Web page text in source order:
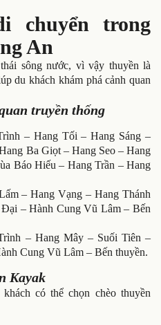
chuyển trong
An
sông nước, vì vậy thuyền là
du khách khám phá cảnh quan
truyền thống
– Hang Tối – Hang Sáng –
Ba Giọt – Hang Seo – Hang
Báo Hiếu – Hang Trần – Hang
– Hang Vạng – Hang Thánh
– Hành Cung Vũ Lâm – Bến
– Hang Mây – Suối Tiên –
Cung Vũ Lâm – Bến thuyền.
Kayak
có thể chọn chèo thuyền